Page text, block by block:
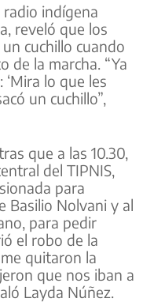
indígena
reveló que los
cuchillo cuando
de la marcha. “Ya
lo que les
un cuchillo”,
que a las 10.30,
del TIPNIS,
para
Basilio Nolvani y al
para pedir
el robo de la
quitaron la
que nos iban a
Layda Núñez.